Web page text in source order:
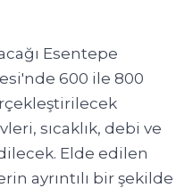
Esentepe
600 ile 800
sıcaklık, debi ve
Elde edilen
ayrıntılı bir şekilde